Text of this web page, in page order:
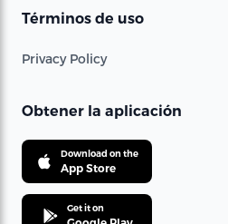
Términos de uso
Privacy Policy
Obtener la aplicación
Download on the
App Store
Get it on